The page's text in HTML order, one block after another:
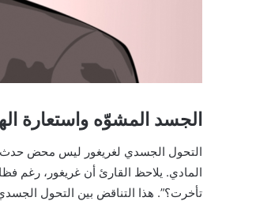
الجسد المشوّه واستعارة
التحول الجسدي لغريغور ليس محض حدث
المادي. يلاحظ القارئ أن غريغور، رغم
تأخرت؟”. هذا التناقض بين التحول